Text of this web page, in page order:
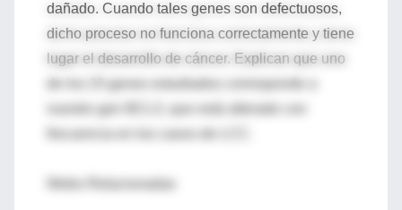
dañado. Cuando tales genes son defectuosos,
dicho proceso no funciona correctamente y tiene
lugar el desarrollo de cáncer. Explican que uno
de los 23 genes estudiados corresponde a
nuestro gen BCL3, que está alterado con